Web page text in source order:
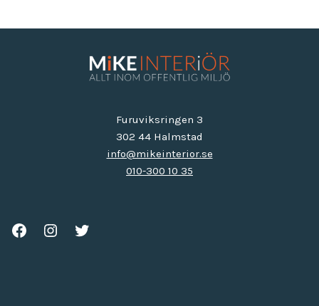
Furuviksringen 3
302 44 Halmstad
info@mikeinterior.se
010-300 10 35